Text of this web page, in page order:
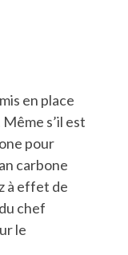
en place
s’il est
pour
carbone
à effet de
chef
le